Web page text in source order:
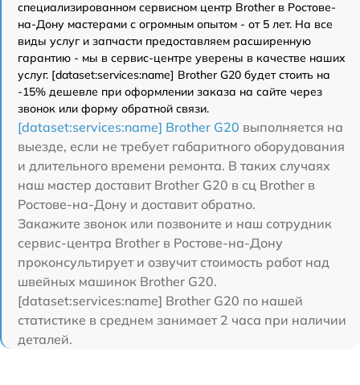
специализированном сервисном центр Brother в Ростове-
на-Дону мастерами с огромным опытом - от 5 лет. На все
виды услуг и запчасти предоставляем расширенную
гарантию - мы в сервис-центре уверены в качестве наших
услуг. [dataset:services:name] Brother G20 будет стоить на
-15% дешевле при оформлении заказа на сайте через
звонок или форму обратной связи.
[dataset:services:name] Brother G20 выполняется на
выезде, если не требует габаритного оборудования
и длительного времени ремонта. В таких случаях
наш мастер доставит Brother G20 в сц Brother в
Ростове-на-Дону и доставит обратно.
Закажите звонок или позвоните и наш сотрудник
сервис-центра Brother в Ростове-на-Дону
проконсультирует и озвучит стоимость работ над
швейных машинок Brother G20.
[dataset:services:name] Brother G20 по нашей
статистике в среднем занимает 2 часа при наличии
деталей.